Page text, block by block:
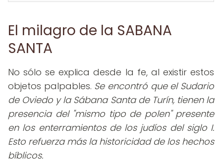
El milagro de la SABANA
SANTA
No sólo se explica desde la fe, al existir estos
objetos palpables. Se encontró que el Sudario
de Oviedo y la Sábana Santa de Turín, tienen la
presencia del "mismo tipo de polen" presente
en los enterramientos de los judíos del siglo I.
Esto refuerza más la historicidad de los hechos
bíblicos.